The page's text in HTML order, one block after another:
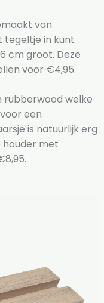
van
tegeltje in kunt
cm groot. Deze
voor €4,95.
rubberwood welke
een
is natuurlijk erg
houder met